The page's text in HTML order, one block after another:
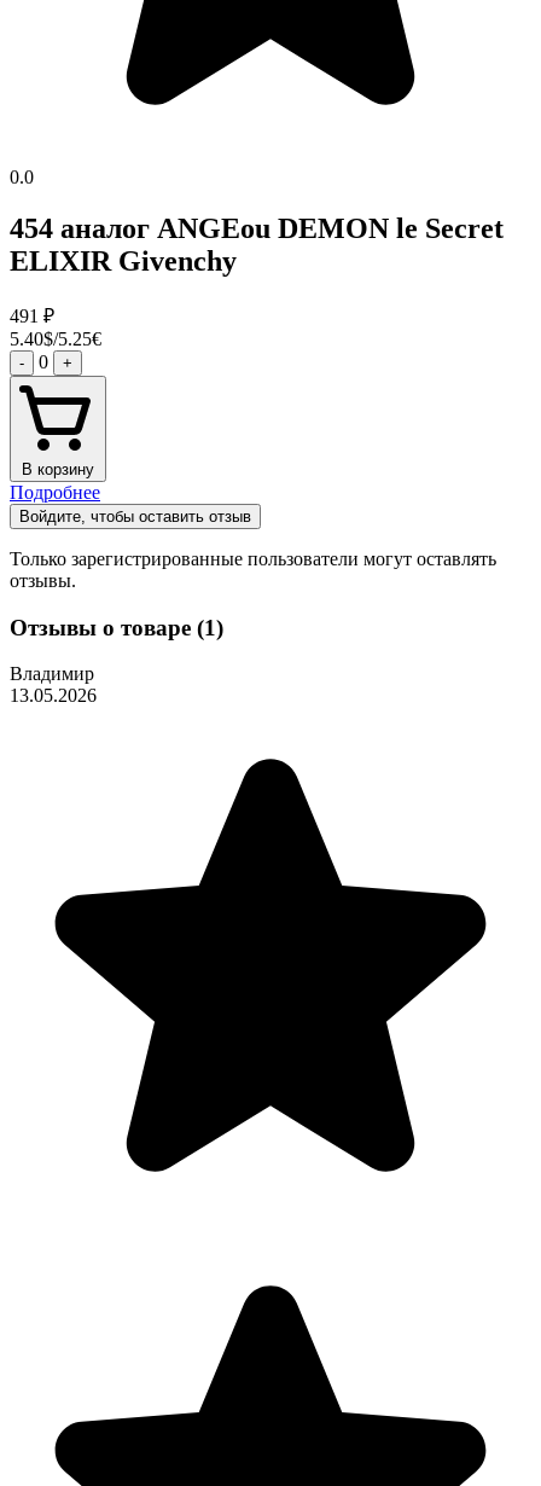
0.0
454 аналог ANGEou DEMON le Secret
ELIXIR Givenchy
491 ₽
5.40$/5.25€
- 0 +
В корзину
Подробнее
Войдите, чтобы оставить отзыв
Только зарегистрированные пользователи могут оставлять
отзывы.
Отзывы о товаре (1)
Владимир
13.05.2026